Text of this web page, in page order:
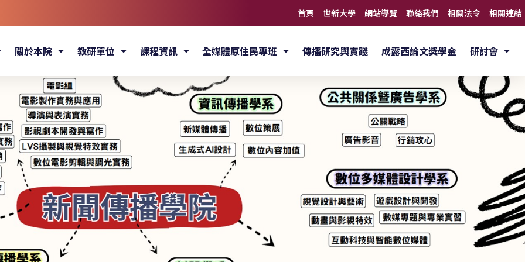
首頁 世新大學 網站導覽 聯絡我們 相關法令 相關連結
關於本院 教研單位 課程資訊 全媒體原住民專班 傳播研究與實踐 成露西論文獎學金 研討會